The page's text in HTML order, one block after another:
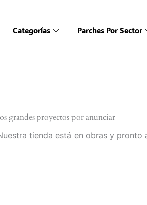
Categorías Parches Por Sector
grandes proyectos por anunciar
tienda está en obras y pronto